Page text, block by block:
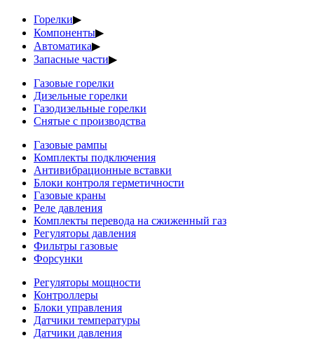
Горелки▶
Компоненты▶
Автоматика▶
Запасные части▶
Газовые горелки
Дизельные горелки
Газодизельные горелки
Снятые с производства
Газовые рампы
Комплекты подключения
Антивибрационные вставки
Блоки контроля герметичности
Газовые краны
Реле давления
Комплекты перевода на сжиженный газ
Регуляторы давления
Фильтры газовые
Форсунки
Регуляторы мощности
Контроллеры
Блоки управления
Датчики температуры
Датчики давления